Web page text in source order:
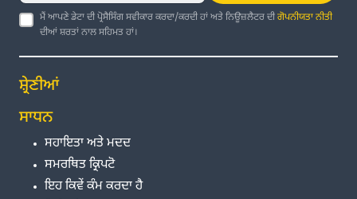
ਮੈਂ ਆਪਣੇ ਡੇਟਾ ਦੀ ਪ੍ਰੋਸੈਸਿੰਗ ਸਵੀਕਾਰ ਕਰਦਾ/ਕਰਦੀ ਹਾਂ ਅਤੇ ਨਿਊਜ਼ਲੈਟਰ ਦੀਗੋਪਨੀਯਤਾ ਨੀਤੀ
ਦੀਆਂ ਸ਼ਰਤਾਂ ਨਾਲ ਸਹਿਮਤ ਹਾਂ।
ਸ਼੍ਰੇਣੀਆਂ
ਸਾਧਨ
ਸਹਾਇਤਾ ਅਤੇ ਮਦਦ
ਸਮਰਥਿਤ ਕ੍ਰਿਪਟੋ
ਇਹ ਕਿਵੇਂ ਕੰਮ ਕਰਦਾ ਹੈ